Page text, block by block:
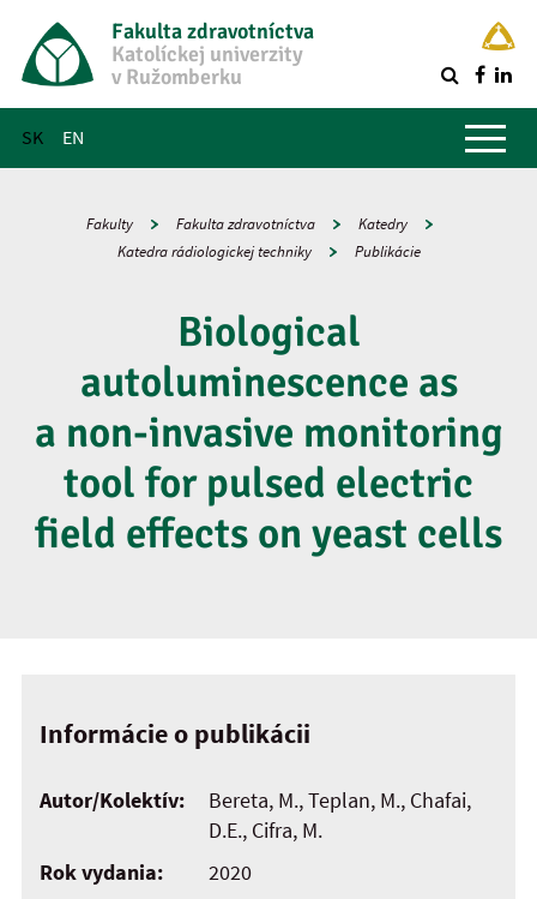
Fakulta zdravotníctva
Katolíckej univerzity
v Ružomberku
SK EN
Hlavné menu
Fakulty Fakulta zdravotníctva
Katedry
Katedra rádiologickej techniky
Publikácie
Biological
autoluminescence as
a non-invasive monitoring
tool for pulsed electric
field effects on yeast cells
Informácie o publikácii
Autor/Kolektív:
Bereta, M., Teplan, M., Chafai,
D.E., Cifra, M.
Rok vydania:
2020